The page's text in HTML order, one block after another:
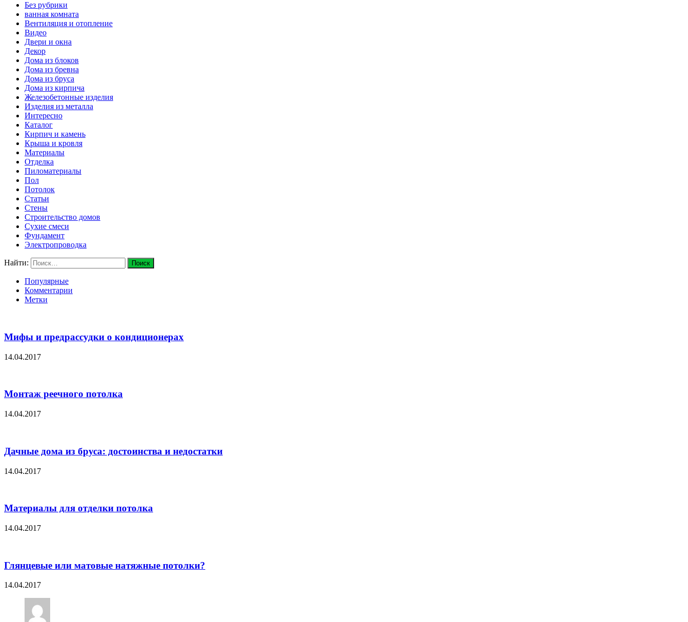
Без рубрики
ванная комната
Вентиляция и отопление
Видео
Двери и окна
Декор
Дома из блоков
Дома из бревна
Дома из бруса
Дома из кирпича
Железобетонные изделия
Изделия из металла
Интересно
Каталог
Кирпич и камень
Крыша и кровля
Материалы
Отделка
Пиломатериалы
Пол
Потолок
Статьи
Стены
Строительство домов
Сухие смеси
Фундамент
Электропроводка
Найти:
Популярные
Комментарии
Метки
Мифы и предрассудки о кондиционерах
14.04.2017
Монтаж реечного потолка
14.04.2017
Дачные дома из бруса: достоинства и недостатки
14.04.2017
Материалы для отделки потолка
14.04.2017
Глянцевые или матовые натяжные потолки?
14.04.2017